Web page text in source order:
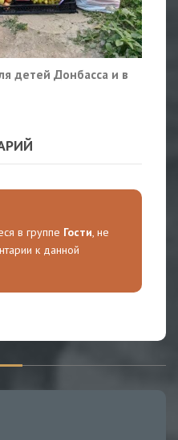
детей Донбасса и в
в группе Гости, не
к данной